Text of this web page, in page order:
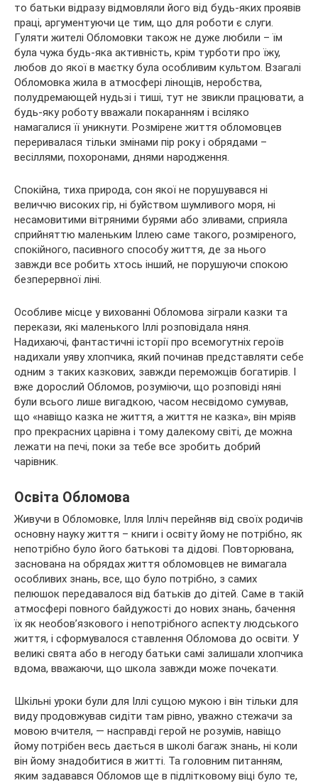
то батьки відразу відмовляли його від будь-яких проявів
праці, аргументуючи це тим, що для роботи є слуги.
Гуляти жителі Обломовки також не дуже любили – їм
була чужа будь-яка активність, крім турботи про їжу,
любов до якої в маєтку була особливим культом. Взагалі
Обломовка жила в атмосфері лінощів, неробства,
полудремающей нудьзі і тиші, тут не звикли працювати, а
будь-яку роботу вважали покаранням і всіляко
намагалися її уникнути. Розмірене життя обломовцев
переривалася тільки змінами пір року і обрядами –
весіллями, похоронами, днями народження.
Спокійна, тиха природа, сон якої не порушувався ні
величчю високих гір, ні буйством шумливого моря, ні
несамовитими вітряними бурями або зливами, сприяла
сприйняттю маленьким Іллею саме такого, розміреного,
спокійного, пасивного способу життя, де за нього
завжди все робить хтось інший, не порушуючи спокою
безперервної ліні.
Особливе місце у вихованні Обломова зіграли казки та
перекази, які маленького Іллі розповідала няня.
Надихаючі, фантастичні історії про всемогутніх героїв
надихали уяву хлопчика, який починав представляти себе
одним з таких казкових, завжди переможців богатирів. І
вже дорослий Обломов, розуміючи, що розповіді няні
були всього лише вигадкою, часом несвідомо сумував,
що «навіщо казка не життя, а життя не казка», він мріяв
про прекрасних царівна і тому далекому світі, де можна
лежати на печі, поки за тебе все зробить добрий
чарівник.
Освіта Обломова
Живучи в Обломовке, Ілля Ілліч перейняв від своїх родичів
основну науку життя – книги і освіту йому не потрібно, як
непотрібно було його батькові та дідові. Повторювана,
заснована на обрядах життя обломовцев не вимагала
особливих знань, все, що було потрібно, з самих
пелюшок передавалося від батьків до дітей. Саме в такій
атмосфері повного байдужості до нових знань, бачення
їх як необов’язкового і непотрібного аспекту людського
життя, і сформувалося ставлення Обломова до освіти. У
великі свята або в негоду батьки самі залишали хлопчика
вдома, вважаючи, що школа завжди може почекати.
Шкільні уроки були для Іллі сущою мукою і він тільки для
виду продовжував сидіти там рівно, уважно стежачи за
мовою вчителя, — насправді герой не розумів, навіщо
йому потрібен весь дається в школі багаж знань, ні коли
він йому знадобитися в житті. Та головним питанням,
яким задавався Обломов ще в підлітковому віці було те,